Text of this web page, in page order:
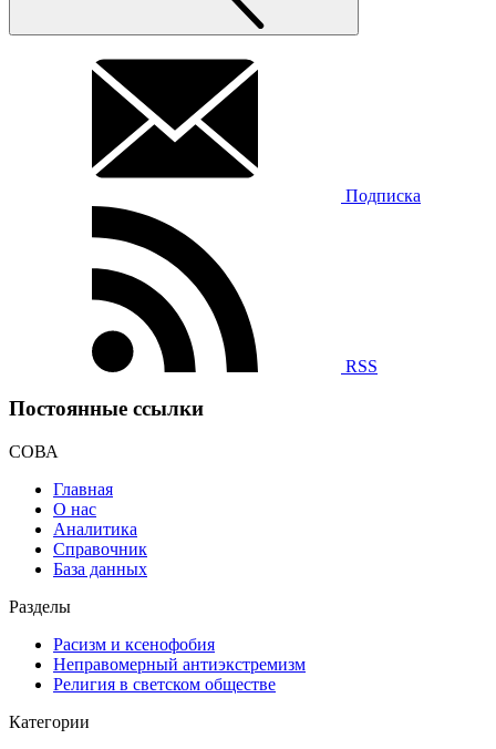
Подписка
RSS
Постоянные ссылки
СОВА
Главная
О нас
Аналитика
Справочник
База данных
Разделы
Расизм и ксенофобия
Неправомерный антиэкстремизм
Религия в светском обществе
Категории